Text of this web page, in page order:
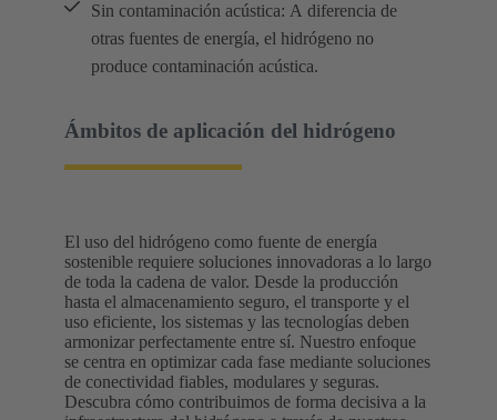
Sin contaminación acústica: A diferencia de
otras fuentes de energía, el hidrógeno no
produce contaminación acústica.
Ámbitos de aplicación del hidrógeno
El uso del hidrógeno como fuente de energía
sostenible requiere soluciones innovadoras a lo largo
de toda la cadena de valor. Desde la producción
hasta el almacenamiento seguro, el transporte y el
uso eficiente, los sistemas y las tecnologías deben
armonizar perfectamente entre sí. Nuestro enfoque
se centra en optimizar cada fase mediante soluciones
de conectividad fiables, modulares y seguras.
Descubra cómo contribuimos de forma decisiva a la